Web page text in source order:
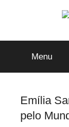
ACP-
Menu
Emília
pelo